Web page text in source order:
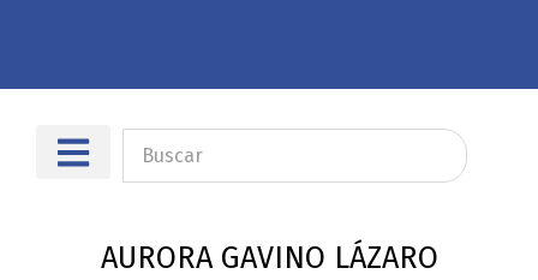
AURORA GAVINO LÁZARO